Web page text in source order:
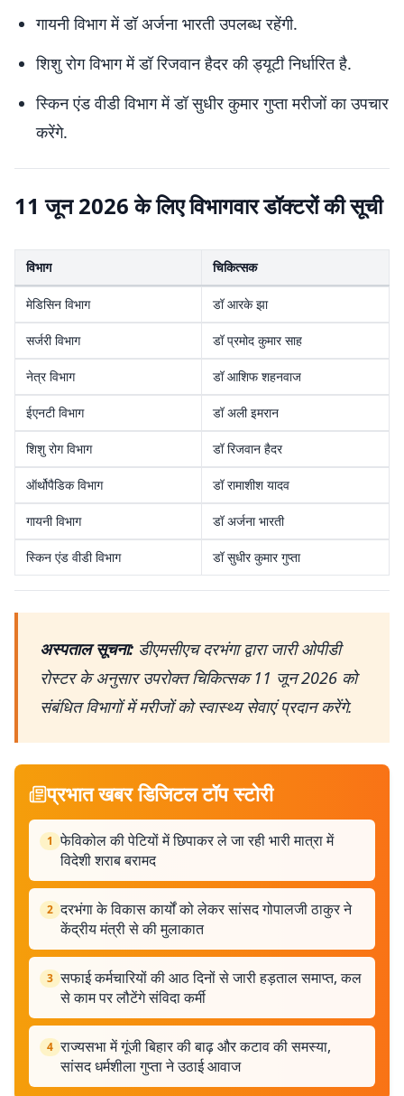
गायनी विभाग में डॉ अर्जना भारती उपलब्ध रहेंगी.
शिशु रोग विभाग में डॉ रिजवान हैदर की ड्यूटी निर्धारित है.
स्किन एंड वीडी विभाग में डॉ सुधीर कुमार गुप्ता मरीजों का उपचार
करेंगे.
11 जून 2026 के लिए विभागवार डॉक्टरों की सूची
विभाग चिकित्सक
मेडिसिन विभाग डॉ आरके झा
सर्जरी विभाग डॉ प्रमोद कुमार साह
नेत्र विभाग डॉ आशिफ शहनवाज
ईएनटी विभाग डॉ अली इमरान
शिशु रोग विभाग डॉ रिजवान हैदर
ऑर्थोपैडिक विभाग डॉ रामाशीश यादव
गायनी विभाग डॉ अर्जना भारती
स्किन एंड वीडी विभाग डॉ सुधीर कुमार गुप्ता
अस्पताल सूचना: डीएमसीएच दरभंगा द्वारा जारी ओपीडी
रोस्टर के अनुसार उपरोक्त चिकित्सक 11 जून 2026 को
संबंधित विभागों में मरीजों को स्वास्थ्य सेवाएं प्रदान करेंगे.
प्रभात खबर डिजिटल टॉप स्टोरी
1 फेविकोल की पेटियों में छिपाकर ले जा रही भारी मात्रा में
विदेशी शराब बरामद
2 दरभंगा के विकास कार्यों को लेकर सांसद गोपालजी ठाकुर ने
केंद्रीय मंत्री से की मुलाकात
3 सफाई कर्मचारियों की आठ दिनों से जारी हड़ताल समाप्त, कल
से काम पर लौटेंगे संविदा कर्मी
4 राज्यसभा में गूंजी बिहार की बाढ़ और कटाव की समस्या,
सांसद धर्मशीला गुप्ता ने उठाई आवाज